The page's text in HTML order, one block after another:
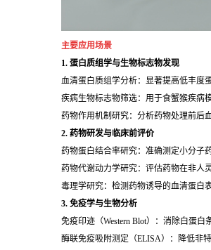
主要应用场景
1. 蛋白质组学与生物标志物发现
血清蛋白质组学分析：显著提高低丰度
疾病生物标志物筛选：用于食蟹猴疾病
药物作用机制研究：分析药物处理前后
2. 药物研发与临床前评价
药物蛋白结合率研究：准确测定小分子
药物代谢动力学研究：评估药物在非人
毒理学研究：检测药物诱导的血清蛋白
3. 免疫学与生物分析
免疫印迹（Western Blot）：消除白蛋
酶联免疫吸附测定（ELISA）：降低非